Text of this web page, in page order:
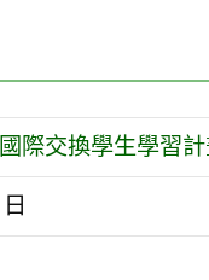
際交換學生學習計